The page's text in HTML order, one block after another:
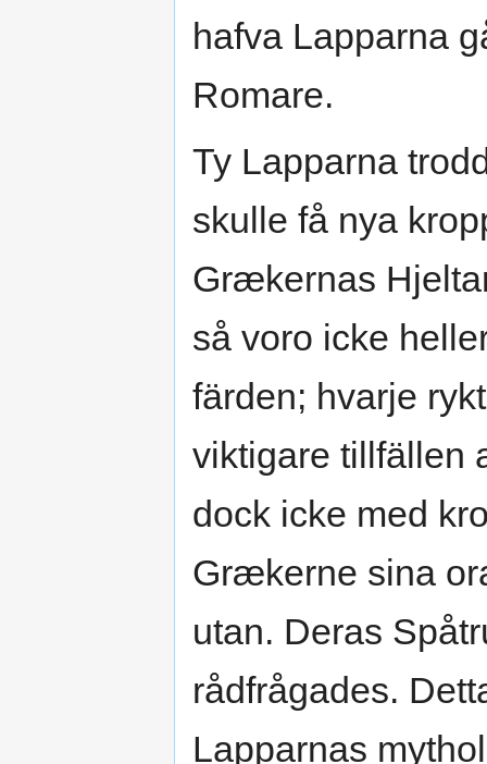
hafva Lapparna
Romare.
Ty Lapparna
skulle få nya
Grækernas
så voro icke
färden; hvarje
viktigare tillfällen
dock icke med
Grækerne sina
utan. Deras
rådfrågades.
Lapparnas